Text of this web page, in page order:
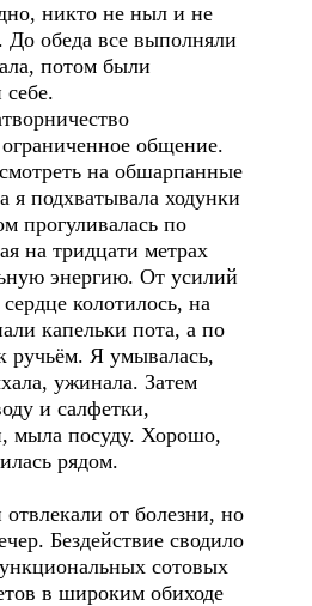
никто не ныл и не
До обеда все выполняли
потом были
общение.
на обшарпанные
я подхватывала ходунки
прогуливалась по
на тридцати метрах
энергию. От усилий
колотилось, на
капельки пота, а по
ручьём. Я умывалась,
ужинала. Затем
и салфетки,
мыла посуду. Хорошо,
рядом.
от болезни, но
Бездействие сводило
сотовых
в широким обиходе